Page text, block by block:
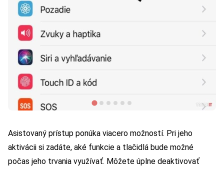
Asistovaný prístup ponúka viacero možností. Pri jeho
aktivácii si zadáte, aké funkcie a tlačidlá bude možné
počas jeho trvania využívať. Môžete úplne deaktivovať